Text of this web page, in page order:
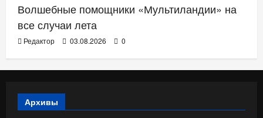
Волшебные помощники «Мультиландии» на
все случаи лета
Редактор 03.08.2026 0
Архивы